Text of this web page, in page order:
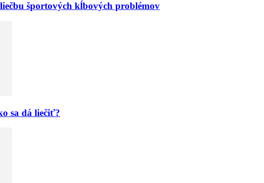
športových kĺbových problémov
sa dá liečiť?